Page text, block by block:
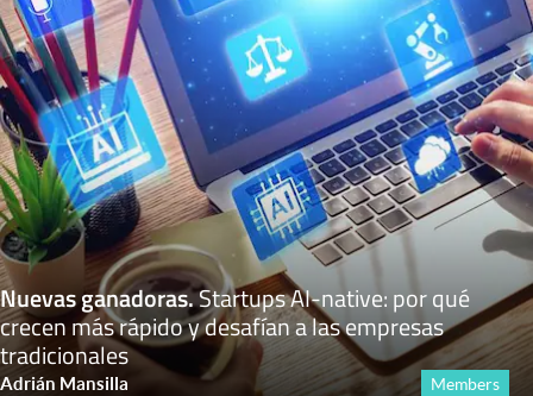
Nuevas ganadoras.Startups AI-native: por qué
crecen más rápido y desafían a las empresas
tradicionales
Adrián Mansilla Members